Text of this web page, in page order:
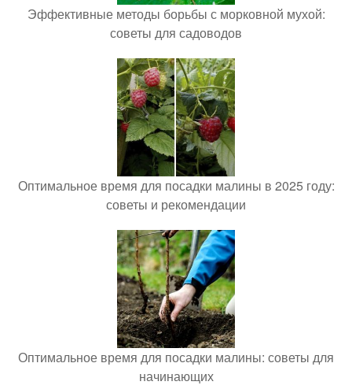
Эффективные методы борьбы с морковной мухой:
советы для садоводов
Оптимальное время для посадки малины в 2025 году:
советы и рекомендации
Оптимальное время для посадки малины: советы для
начинающих